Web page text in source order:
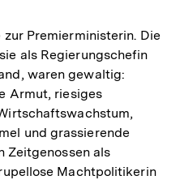
Premierministerin. Die
als Regierungschefin
waren gewaltig:
Armut, riesiges
und grassierende
Zeitgenossen als
Machtpolitikerin